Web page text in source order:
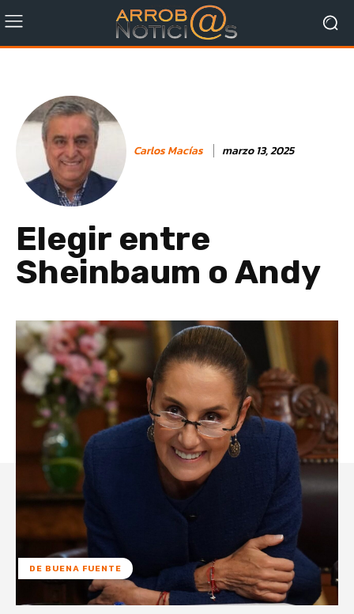
Carlos Macías marzo 13, 2025
Elegir entre
Sheinbaum o Andy
DE BUENA FUENTE